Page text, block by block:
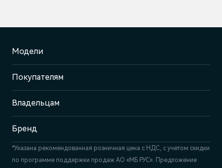
Модели
Покупателям
Владельцам
Бренд
*Указана рекомендованная розничная цена c НДС, с учетом скидки
по программе поддержки продаж АО «МБ РУС». Предложение